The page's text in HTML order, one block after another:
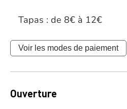
Tapas : de 8€ à 12€
Voir les modes de paiement
Ouverture